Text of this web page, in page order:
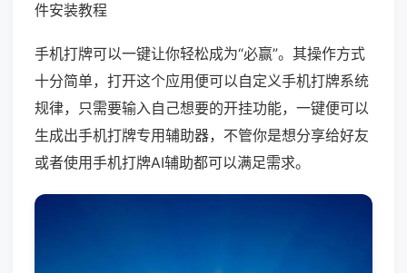
件安装教程
手机打牌可以一键让你轻松成为“必赢”。其操作方式
十分简单，打开这个应用便可以自定义手机打牌系统
规律，只需要输入自己想要的开挂功能，一键便可以
生成出手机打牌专用辅助器，不管你是想分享给好友
或者使用手机打牌AI辅助都可以满足需求。